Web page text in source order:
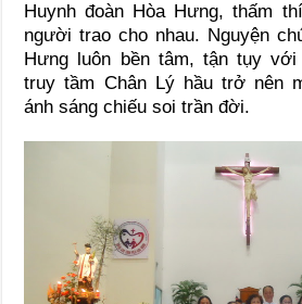
Huynh đoàn Hòa Hưng, thấm
người trao cho nhau. Nguyện
Hưng luôn bền tâm, tận tụy
truy tầm Chân Lý hầu trở nên
ánh sáng chiếu soi trần đời.